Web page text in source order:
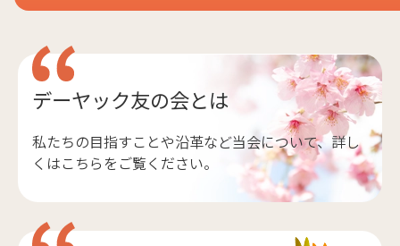
デーヤック友の会とは
私たちの目指すことや沿革など当会について、詳し
くはこちらをご覧ください。